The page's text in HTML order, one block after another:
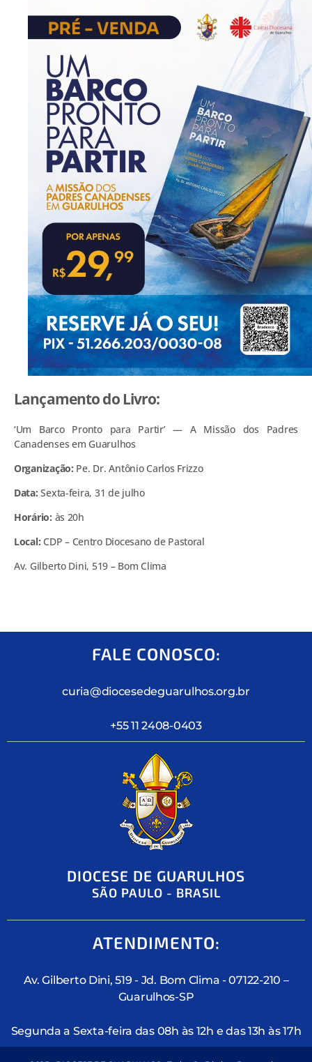
Lançamento do Livro:
‘Um Barco Pronto para Partir’ — A Missão dos Padres
Canadenses em Guarulhos
Organização: Pe. Dr. Antônio Carlos Frizzo
Data: Sexta-feira, 31 de julho
Horário: às 20h
Local: CDP – Centro Diocesano de Pastoral
Av. Gilberto Dini, 519 – Bom Clima
FALE CONOSCO:
curia@diocesedeguarulhos.org.br
+55 11 2408-0403
DIOCESE DE GUARULHOS
SÃO PAULO - BRASIL
ATENDIMENTO:
Av. Gilberto Dini, 519 - Jd. Bom Clima - 07122-210 –
Guarulhos-SP
Segunda a Sexta-feira das 08h às 12h e das 13h às 17h